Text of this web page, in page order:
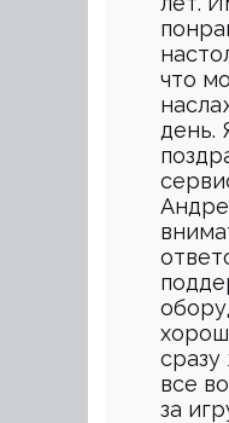
что
день.
сразу
все
за